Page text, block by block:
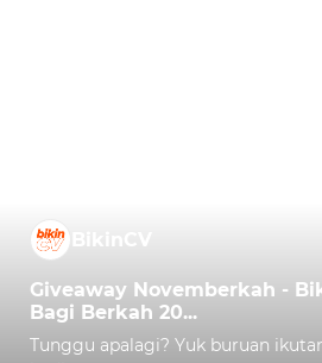
Giveaway Novemberkah -
Bagi Berkah 20...
Tunggu apalagi? Yuk buruan